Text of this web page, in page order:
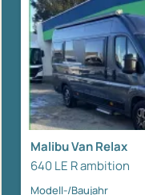
Malibu Van Relax
640 LE R ambition
Modell-/Baujahr